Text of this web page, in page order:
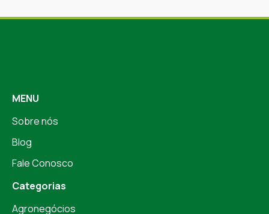
MENU
Sobre nós
Blog
Fale Conosco
Categorias
Agronegócios